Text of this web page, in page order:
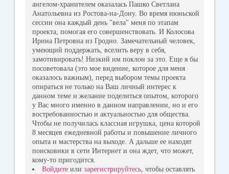
ангелом-хранителем оказалась Пашко Светлана
Анатольевна из Ростова-на-Дону. Во время июньской
сессии она каждый день "вела" меня по этапам
проекта, помогая его совершенствовать. И Колосова
Ирина Петровна из Гродно. Замечательный человек,
умеющий поддержать, вселить веру в себя,
замотивировать! Низкий им поклон за это. Еще я бы
посоветовала (это мое видение, которое для меня
оказалось важным), перед выбором темы проекта
опираться не только на Ваш личный интерес к
данном теме и желание поделиться опытом, которого
у Вас много именно в данном направлении, но и его
востребованностью и актуальностью для общества.
Чтобы не получилась классная игрушка, цена которой
8 месяцев ежедневной работы и повышение личного
опыта и мастерства на выходе. А дальше ее находят
поисковики в сети Интернет и она ждет, что может,
кому-то пригодится.
Войдите или зарегистрируйтесь, чтобы оставлять